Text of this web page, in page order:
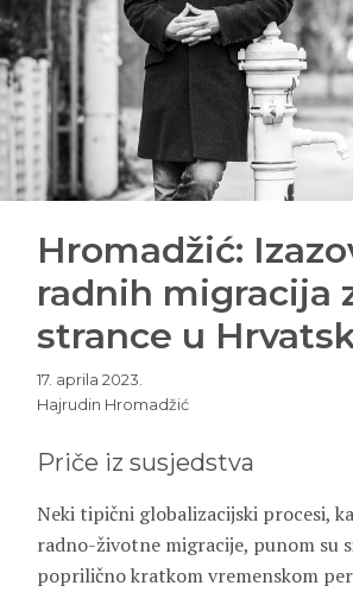
Hromadžić:
radnih migracija
strance u
17. aprila 2023.
Hajrudin Hromadžić
Priče iz susjedstva
Neki tipični globalizacijski procesi,
radno-životne migracije, punom su
poprilično kratkom vremenskom